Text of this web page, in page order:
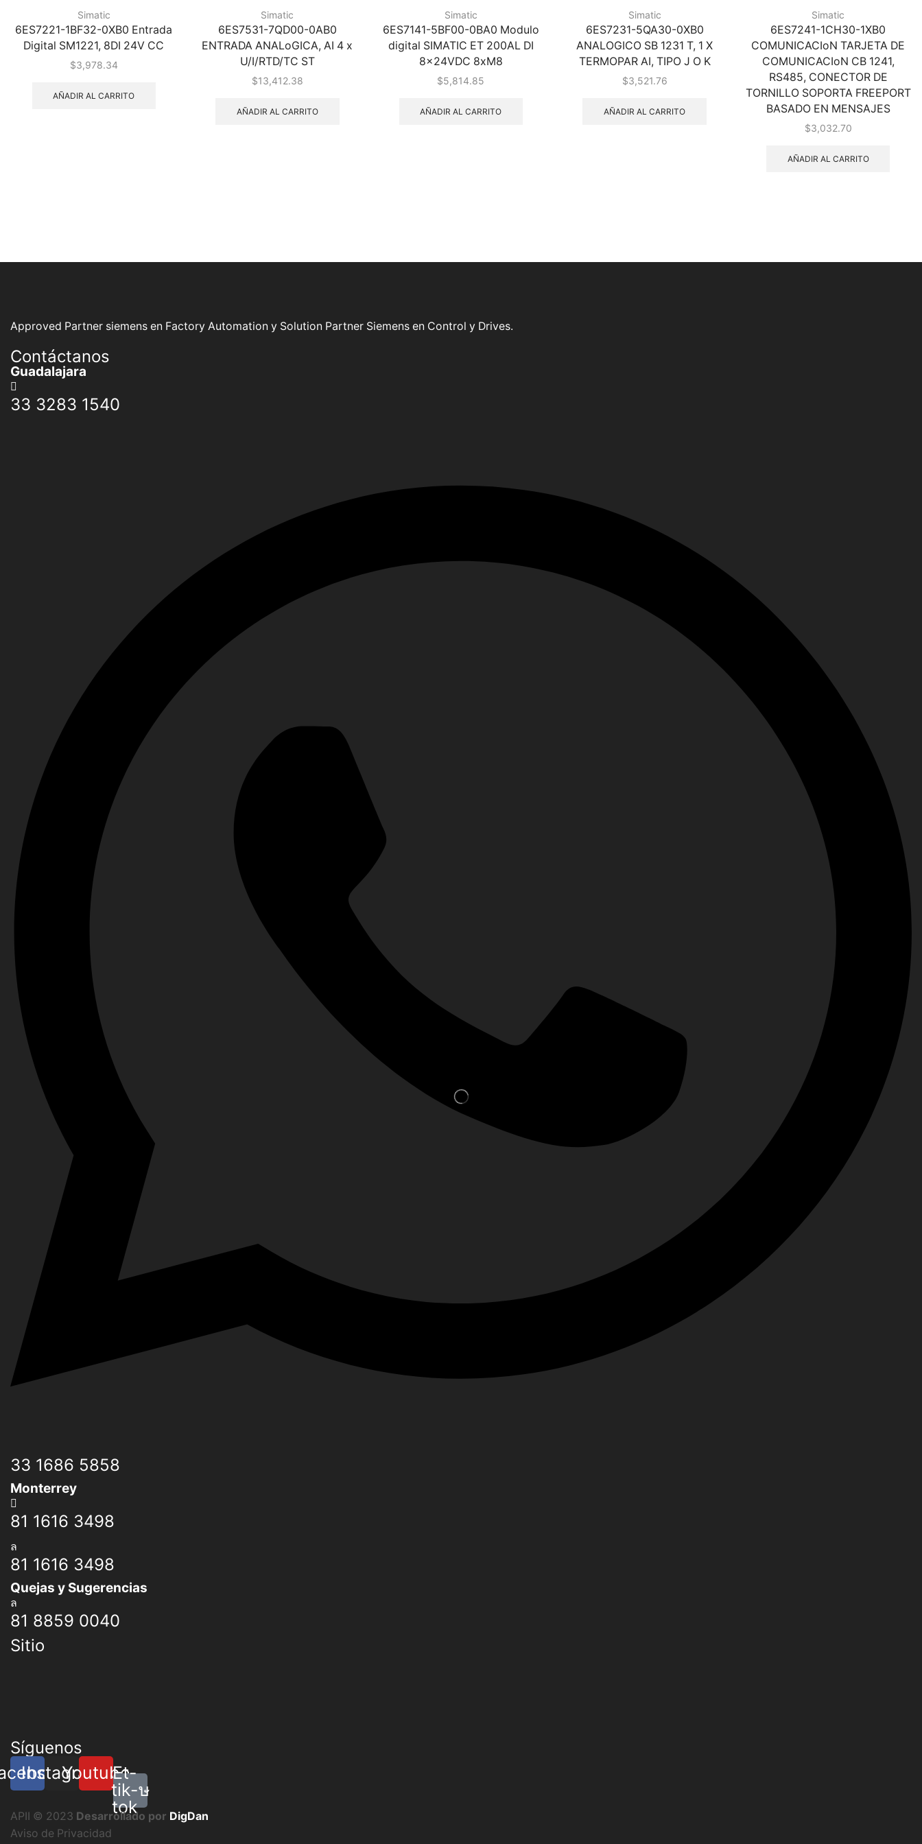
Simatic
6ES7221-1BF32-0XB0 Entrada
Digital SM1221, 8DI 24V CC
$3,978.34
AÑADIR AL CARRITO
Simatic
6ES7531-7QD00-0AB0
ENTRADA ANALoGICA, AI 4 x
U/I/RTD/TC ST
$13,412.38
AÑADIR AL CARRITO
Simatic
6ES7141-5BF00-0BA0 Modulo
digital SIMATIC ET 200AL DI
8x24VDC 8xM8
$5,814.85
AÑADIR AL CARRITO
Simatic
6ES7231-5QA30-0XB0
ANALOGICO SB 1231 T, 1 X
TERMOPAR AI, TIPO J O K
$3,521.76
AÑADIR AL CARRITO
Simatic
6ES7241-1CH30-1XB0
COMUNICACIoN TARJETA DE
COMUNICACIoN CB 1241,
RS485, CONECTOR DE
TORNILLO SOPORTA FREEPORT
BASADO EN MENSAJES
$3,032.70
AÑADIR AL CARRITO
Approved Partner siemens en Factory Automation y Solution Partner Siemens en Control y Drives.
Contáctanos
Guadalajara
33 3283 1540
33 1686 5858
Monterrey
81 1616 3498
81 1616 3498
Quejas y Sugerencias
81 8859 0040
Sitio
Síguenos
Instagram
Youtube
Et-
tik-
tok
APII © 2023 Desarrollado por DigDan
Aviso de Privacidad